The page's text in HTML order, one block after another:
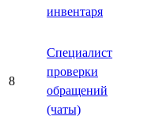
инвентаря
8
Специалист
проверки
обращений
(чаты)